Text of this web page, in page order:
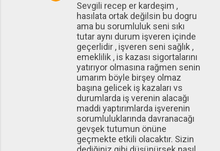
Sevgili recep er kardeşim ,
hasılata ortak değilsin bu dogru
ama bu sorumluluk seni sıkı
tutar aynı durum işveren içinde
geçerlidir , işveren seni sağlık ,
emeklilik , is kazası sigortalarını
yatırıyor olmasına rağmen senin
umarım böyle birşey olmaz
başına gelicek iş kazaları vs
durumlarda iş verenin alacağı
maddi yaptırımlarda işverenin
sorumluluklarında davranacağı
gevşek tutumun önüne
geçmekte etkili olacaktır. Sizin